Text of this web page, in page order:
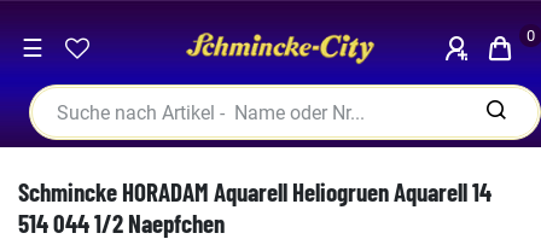
☰ 0
Schmincke HORADAM Aquarell Heliogruen Aquarell 14
514 044 1/2 Naepfchen